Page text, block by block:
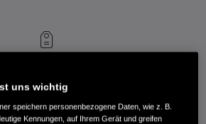
RasenmäherAngebote
uns wichtig
speichern personenbezogene Daten, wie z. B.
Kennungen, auf Ihrem Gerät und greifen